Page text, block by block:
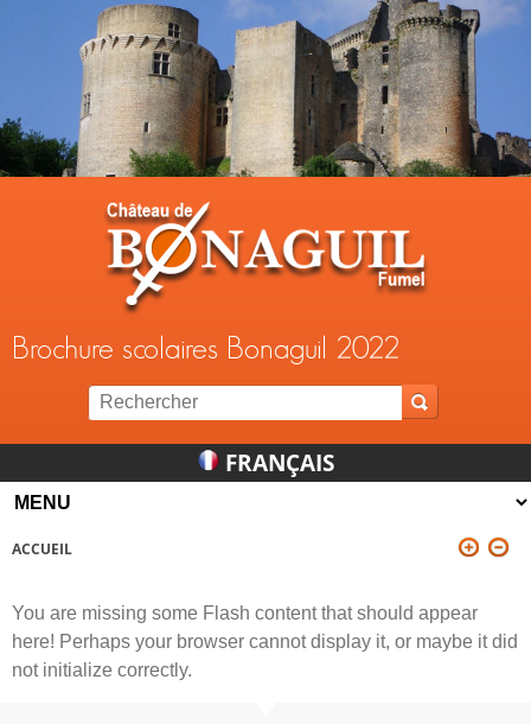
Jump to navigation
Brochure scolaires Bonaguil 2022
FRANÇAIS
ACCUEIL
You are missing some Flash content that should appear
here! Perhaps your browser cannot display it, or maybe it did
not initialize correctly.